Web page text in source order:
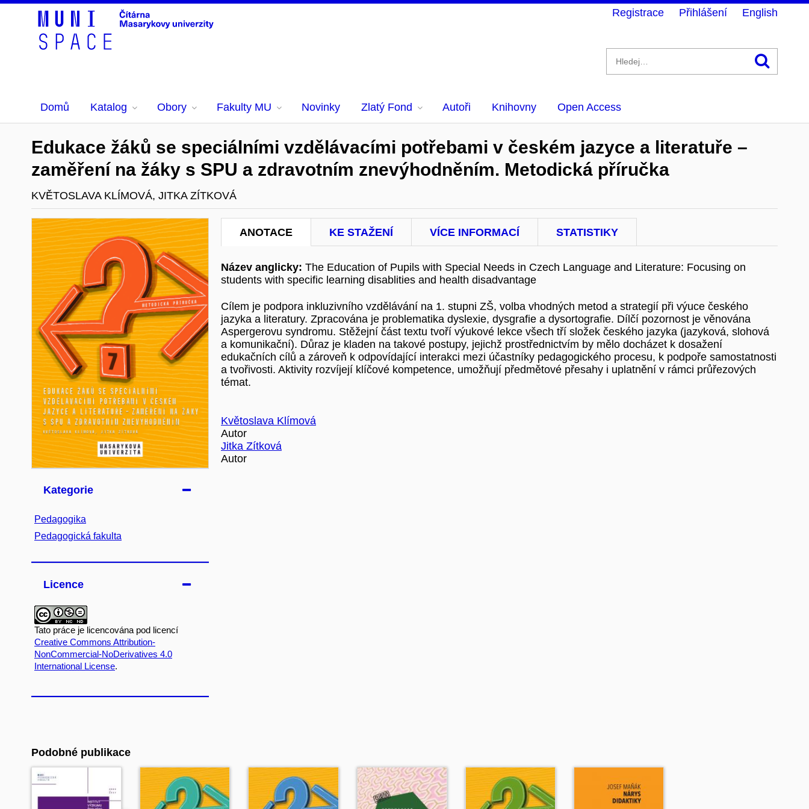
Domů Katalog Obory Fakulty MU Novinky Zlatý Fond Autoři Knihovny Open Access
Registrace Přihlášení English
Edukace žáků se speciálními vzdělávacími potřebami v českém jazyce a literatuře –
zaměření na žáky s SPU a zdravotním znevýhodněním. Metodická příručka
KVĚTOSLAVA KLÍMOVÁ, JITKA ZÍTKOVÁ
Kategorie
Pedagogika
Pedagogická fakulta
Licence
Tato práce je licencována pod licencí
Creative Commons Attribution-
NonCommercial-NoDerivatives 4.0
International License.
ANOTACE KE STAŽENÍ VÍCE INFORMACÍ STATISTIKY
Název anglicky: The Education of Pupils with Special Needs in Czech Language and Literature: Focusing on
students with specific learning disablities and health disadvantage
Cílem je podpora inkluzivního vzdělávání na 1. stupni ZŠ, volba vhodných metod a strategií při výuce českého
jazyka a literatury. Zpracována je problematika dyslexie, dysgrafie a dysortografie. Dílčí pozornost je věnována
Aspergerovu syndromu. Stěžejní část textu tvoří výukové lekce všech tří složek českého jazyka (jazyková, slohová
a komunikační). Důraz je kladen na takové postupy, jejichž prostřednictvím by mělo docházet k dosažení
edukačních cílů a zároveň k odpovídající interakci mezi účastníky pedagogického procesu, k podpoře samostatnosti
a tvořivosti. Aktivity rozvíjejí klíčové kompetence, umožňují předmětové přesahy i uplatnění v rámci průřezových
témat.
Květoslava Klímová
Autor
Jitka Zítková
Autor
Podobné publikace